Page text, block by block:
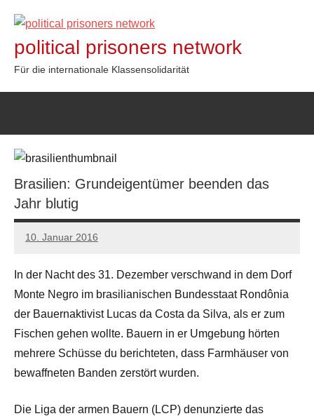
Inhalt
springen
political prisoners network
Für die internationale Klassensolidarität
Brasilien: Grundeigentümer beenden das
Jahr blutig
10. Januar 2016
admin
In der Nacht des 31. Dezember verschwand in dem Dorf
Monte Negro im brasilianischen Bundesstaat Rondônia
der Bauernaktivist Lucas da Costa da Silva, als er zum
Fischen gehen wollte. Bauern in er Umgebung hörten
mehrere Schüsse du berichteten, dass Farmhäuser von
bewaffneten Banden zerstört wurden.
Die Liga der armen Bauern (LCP) denunzierte das